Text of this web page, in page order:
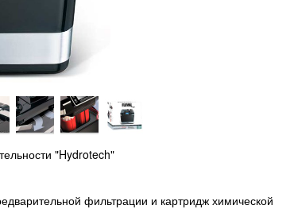
"Hydrotech"
фильтрации и картридж химической